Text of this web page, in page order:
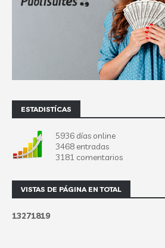
ESTADISTÍCAS
5936 días online
3468 entradas
3181 comentarios
VISTAS DE PÁGINA EN TOTAL
13271819